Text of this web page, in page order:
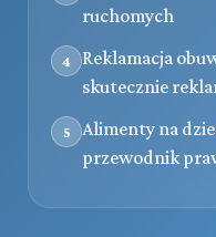
ruchomych
4
Reklamacja
skutecznie
5
Alimenty na
przewodnik